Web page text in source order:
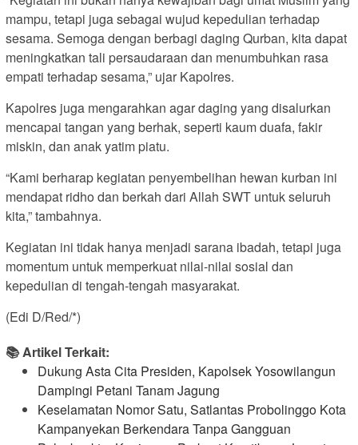
mampu, tetapi juga sebagai wujud kepedulian terhadap
sesama. Semoga dengan berbagi daging Qurban, kita dapat
meningkatkan tali persaudaraan dan menumbuhkan rasa
empati terhadap sesama,” ujar Kapolres.
Kapolres juga mengarahkan agar daging yang disalurkan
mencapai tangan yang berhak, seperti kaum duafa, fakir
miskin, dan anak yatim piatu.
“Kami berharap kegiatan penyembelihan hewan kurban ini
mendapat ridho dan berkah dari Allah SWT untuk seluruh
kita,” tambahnya.
Kegiatan ini tidak hanya menjadi sarana ibadah, tetapi juga
momentum untuk memperkuat nilai-nilai sosial dan
kepedulian di tengah-tengah masyarakat.
(Edi D/Red/*)
📚 Artikel Terkait:
Dukung Asta Cita Presiden, Kapolsek Yosowilangun
Dampingi Petani Tanam Jagung
Keselamatan Nomor Satu, Satlantas Probolinggo Kota
Kampanyekan Berkendara Tanpa Gangguan